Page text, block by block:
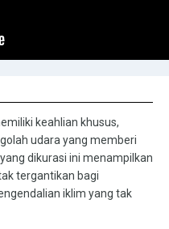
keahlian khusus,
udara yang memberi
dikurasi ini menampilkan
tergantikan bagi
iklim yang tak